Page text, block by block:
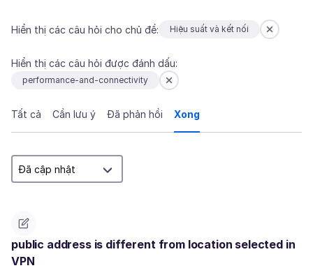
Hiển thị các câu hỏi cho chủ đề: Hiệu suất và kết nối
Hiển thị các câu hỏi được đánh dấu:
performance-and-connectivity
Tất cả Cần lưu ý Đã phản hồi Xong
public address is different from location selected in
VPN